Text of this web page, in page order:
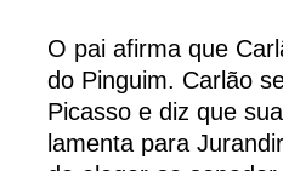
O pai afirma que
do Pinguim. Carlão
Picasso e diz que
lamenta para